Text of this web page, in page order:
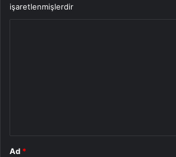
işaretlenmişlerdir
Ad *